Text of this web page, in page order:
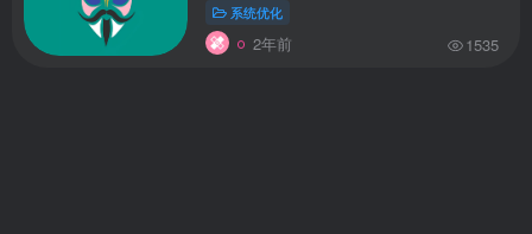
系统优化
2年前 1535